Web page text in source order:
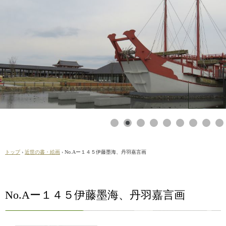
トップ › 近世の書・絵画 › No.Aー１４５伊藤墨海、丹羽嘉言画
No.Aー１４５伊藤墨海、丹羽嘉言画